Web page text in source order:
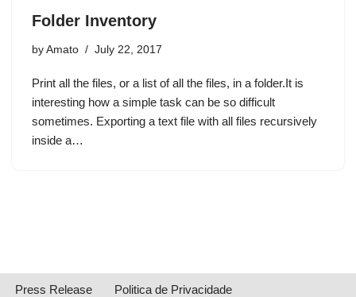
Folder Inventory
by Amato July 22, 2017
Print all the files, or a list of all the files, in a folder.It is
interesting how a simple task can be so difficult
sometimes. Exporting a text file with all files recursively
inside a…
Press Release Politica de Privacidade